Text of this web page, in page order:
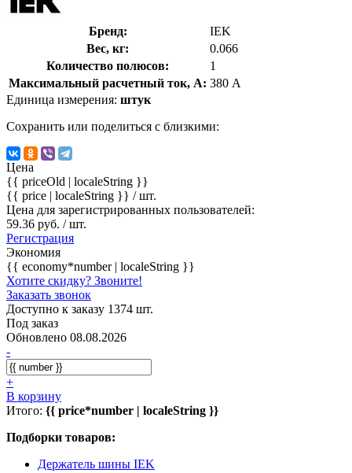
Бренд:
IEK
Вес, кг:
0.066
Количество полюсов:
1
Максимальный расчетный ток, А: 380 А
Единица измерения: штук
Сохранить или поделиться с близкими:
Цена
{{ priceOld | localeString }}
{{ price | localeString }} / шт.
Цена для зарегистрированных пользователей:
59.36 руб. / шт.
Регистрация
Экономия
{{ economy*number | localeString }}
Хотите скидку? Звоните!
Заказать звонок
Доступно к заказу 1374 шт.
Под заказ
Обновлено 08.08.2026
-
+
В корзину
Итого: {{ price*number | localeString }}
Подборки товаров:
Держатель шины IEK